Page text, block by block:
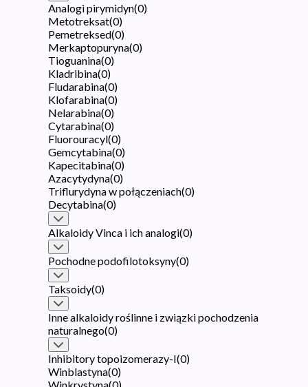
Analogi pirymidyn(0)
Metotreksat(0)
Pemetreksed(0)
Merkaptopuryna(0)
Tioguanina(0)
Kladribina(0)
Fludarabina(0)
Klofarabina(0)
Nelarabina(0)
Cytarabina(0)
Fluorouracyl(0)
Gemcytabina(0)
Kapecitabina(0)
Azacytydyna(0)
Triflurydyna w połączeniach(0)
Decytabina(0)
Alkaloidy Vinca i ich analogi(0)
Pochodne podofilotoksyny(0)
Taksoidy(0)
Inne alkaloidy roślinne i związki pochodzenia
naturalnego(0)
Inhibitory topoizomerazy-I(0)
Winblastyna(0)